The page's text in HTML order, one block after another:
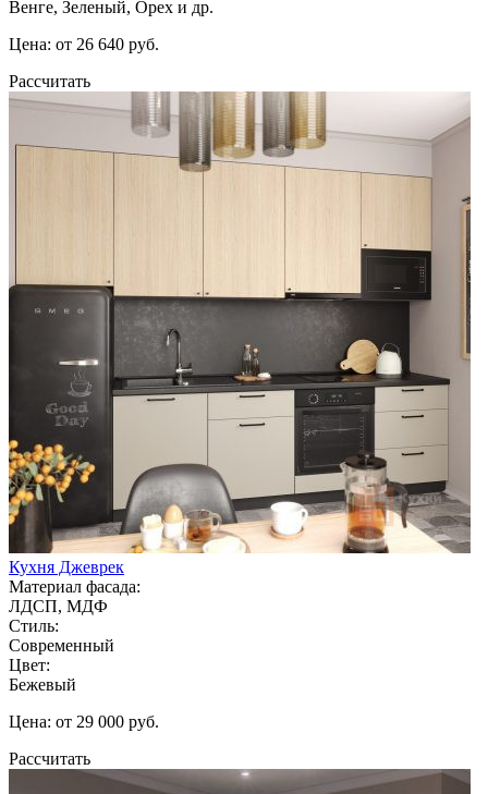
Венге, Зеленый, Орех и др.
Цена: от 26 640 руб.
Рассчитать
Кухня Джеврек
Материал фасада:
ЛДСП, МДФ
Стиль:
Современный
Цвет:
Бежевый
Цена: от 29 000 руб.
Рассчитать